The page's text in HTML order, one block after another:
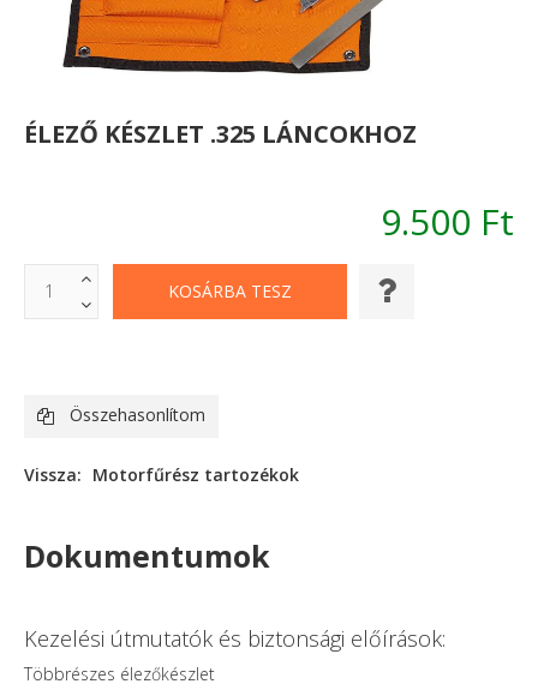
ÉLEZŐ KÉSZLET .325 LÁNCOKHOZ
9.500 Ft
Összehasonlítom
Vissza: Motorfűrész tartozékok
Dokumentumok
Kezelési útmutatók és biztonsági előírások:
Többrészes élezőkészlet